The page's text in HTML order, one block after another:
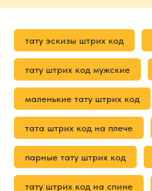
тату эскизы штрих код
тату штрих код мужские
маленькие тату штрих код
тата штрих код на плече
парные тату штрих код
тату штрих код на спине